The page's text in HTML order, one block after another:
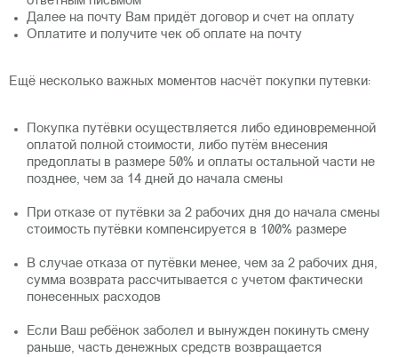
Далее на почту Вам придёт договор и счет на оплату
Оплатите и получите чек об оплате на почту
Ещё несколько важных моментов насчёт покупки путевки:
Покупка путёвки осуществляется либо единовременной
оплатой полной стоимости, либо путём внесения
предоплаты в размере 50% и оплаты остальной части не
позднее, чем за 14 дней до начала смены
При отказе от путёвки за 2 рабочих дня до начала смены
стоимость путёвки компенсируется в 100% размере
В случае отказа от путёвки менее, чем за 2 рабочих дня,
сумма возврата рассчитывается с учетом фактически
понесенных расходов
Если Ваш ребёнок заболел и вынужден покинуть смену
раньше, часть денежных средств возвращается